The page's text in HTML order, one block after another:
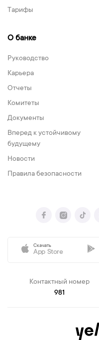
Тарифы
О банке
Руководство
Карьера
Отчеты
Комитеты
Документы
Вперед к устойчивому
будущему
Новости
Правила безопасности
Скачать
App Store
Контактный номер
981